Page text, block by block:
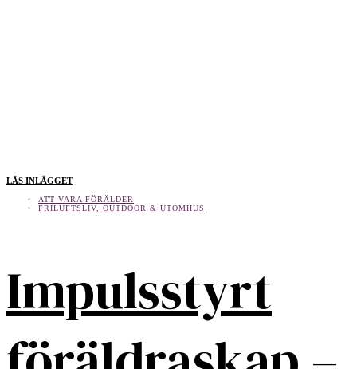
LÄS INLÄGGET
ATT VARA FÖRÄLDER
FRILUFTSLIV, OUTDOOR & UTOMHUS
Impulsstyrt